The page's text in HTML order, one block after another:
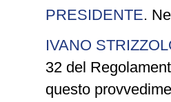
PRESIDENTE.
IVANO
32 del
questo